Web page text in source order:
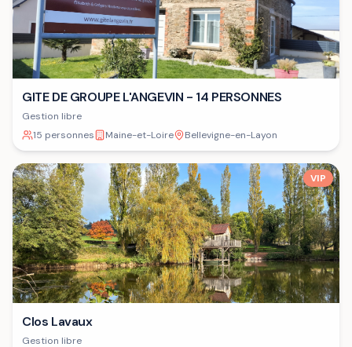
GITE DE GROUPE L'ANGEVIN - 14 PERSONNES
Gestion libre
15 personnes
Maine-et-Loire Bellevigne-en-Layon
VIP
Clos Lavaux
Gestion libre